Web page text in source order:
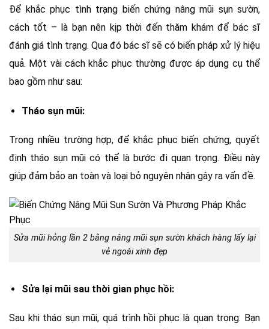
Để khắc phục tình trạng biến chứng nâng mũi sụn sườn,
cách tốt – là bạn nên kịp thời đến thăm khám để bác sĩ
đánh giá tình trạng. Qua đó bác sĩ sẽ có biến pháp xử lý hiệu
quả. Một vài cách khắc phục thường được áp dụng cụ thể
bao gồm như sau:
Tháo sụn mũi:
Trong nhiều trường hợp, để khắc phục biến chứng, quyết
định tháo sụn mũi có thể là bước đi quan trọng. Điều này
giúp đảm bảo an toàn và loại bỏ nguyên nhân gây ra vấn đề.
Sửa mũi hỏng lần 2 bằng nâng mũi sụn sườn khách hàng lấy lại
vẻ ngoài xinh đẹp
Sửa lại mũi sau thời gian phục hồi:
Sau khi tháo sụn mũi, quá trình hồi phục là quan trọng. Bạn